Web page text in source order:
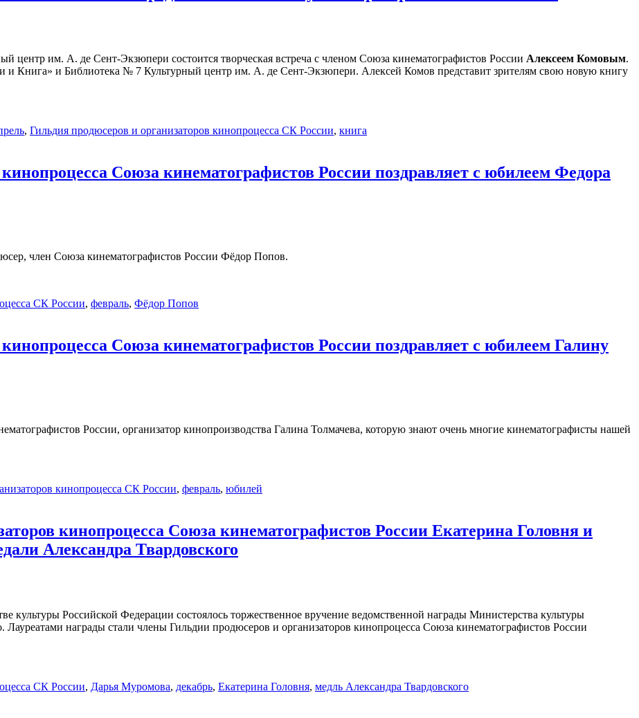
центр им. А. де Сент-Экзюпери состоится творческая встреча с членом Союза кинематографистов России Алексеем Комовым.
Книга» и Библиотека № 7 Культурный центр им. А. де Сент-Экзюпери. Алексей Комов представит зрителям свою новую книгу
, Гильдия продюсеров и организаторов кинопроцесса СК России, книга
Союза кинематографистов России поздравляет с юбилеем Федора
член Союза кинематографистов России Фёдор Попов.
СК России, февраль, Фёдор Попов
Союза кинематографистов России поздравляет с юбилеем Галину
России, организатор кинопроизводства Галина Толмачева, которую знают очень многие кинематографисты нашей
кинопроцесса СК России, февраль, юбилей
кинопроцесса Союза кинематографистов России Екатерина Головня и
Александра Твардовского
культуры Российской Федерации состоялось торжественное вручение ведомственной награды Министерства культуры
награды стали члены Гильдии продюсеров и организаторов кинопроцесса Союза кинематографистов России
СК России, Дарья Муромова, декабрь, Екатерина Головня, медль Александра Твардовского